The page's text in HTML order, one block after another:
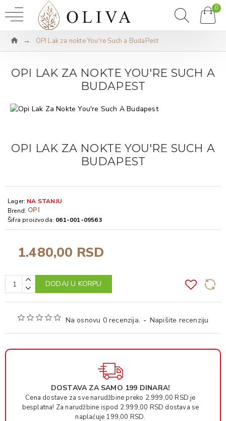
0
OPI Lak za nokte You're Such a BudaPest
OPI LAK ZA NOKTE YOU'RE SUCH A
BUDAPEST
OPI LAK ZA NOKTE YOU'RE SUCH A
BUDAPEST
Na osnovu 0 recenzija. - Napišite recenziju
1.480,00 RSD
Lager: NA STANJU
Brend: OPI
Šifra proizvoda: 061-001-09563
DODAJ U KORPU
DOSTAVA ZA SAMO 199 DINARA!
Cena dostave za sve narudžbine preko 2.999,00 RSD je
besplatna! Za narudžbine ispod 2.999,00 RSD dostava se
naplaćuje 199,00 RSD.